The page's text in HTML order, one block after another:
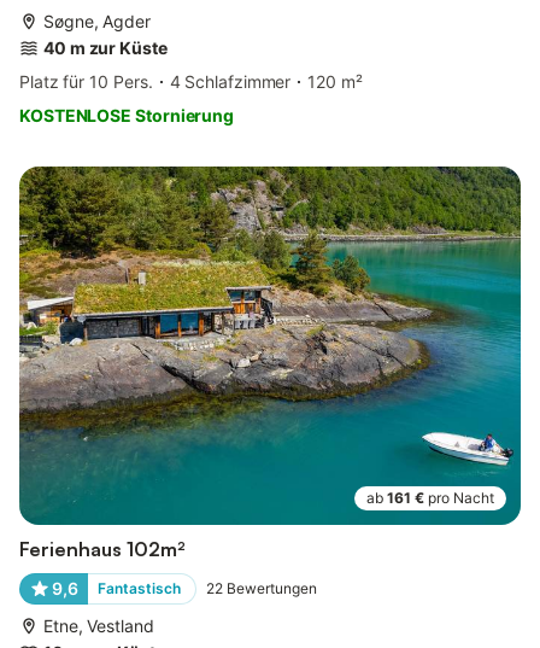
Søgne, Agder
40 m zur Küste
Platz für 10 Pers.
4 Schlafzimmer
120 m²
KOSTENLOSE Stornierung
ab 161 € pro Nacht
Ferienhaus 102m²
9,6 Fantastisch 22 Bewertungen
Etne, Vestland